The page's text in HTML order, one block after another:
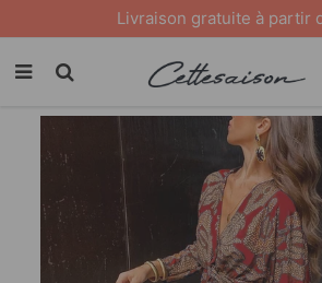
10 % de remise sur tout le site